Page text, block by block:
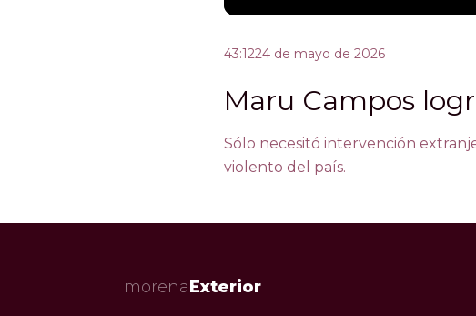
43:1224 de mayo de 2026
Maru Campos
Sólo necesitó intervención
violento del país.
morenaExterior